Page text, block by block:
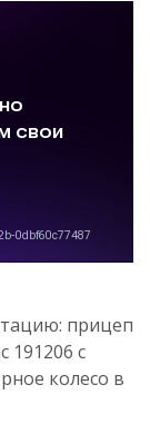
прицеп
191206 с
колесо в